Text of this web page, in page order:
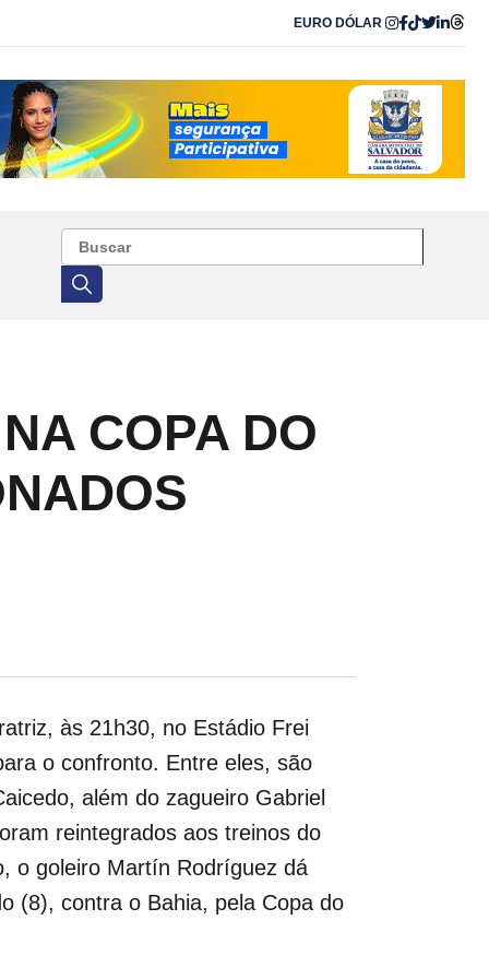
EURO DÓLAR
COPA DO
às 21h30, no Estádio Frei
o confronto. Entre eles, são
além do zagueiro Gabriel
reintegrados aos treinos do
o goleiro Martín Rodríguez dá
(8), contra o Bahia, pela Copa do